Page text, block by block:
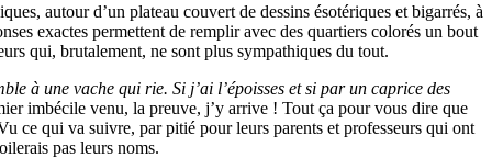
autour d’un plateau couvert de dessins ésotériques et bigarrés, à
exactes permettent de remplir avec des quartiers colorés un bout
qui, brutalement, ne sont plus sympathiques du tout.
à une vache qui rie. Si j’ai l’époisses et si par un caprice des
imbécile venu, la preuve, j’y arrive ! Tout ça pour vous dire que
ce qui va suivre, par pitié pour leurs parents et professeurs qui ont
pas leurs noms.